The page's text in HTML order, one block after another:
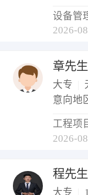
2026-
章先生
大专
意向地
工程项
2026-
程先生
大专